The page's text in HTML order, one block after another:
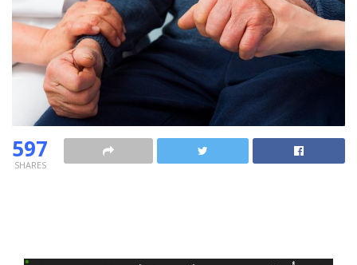
597
SHARES